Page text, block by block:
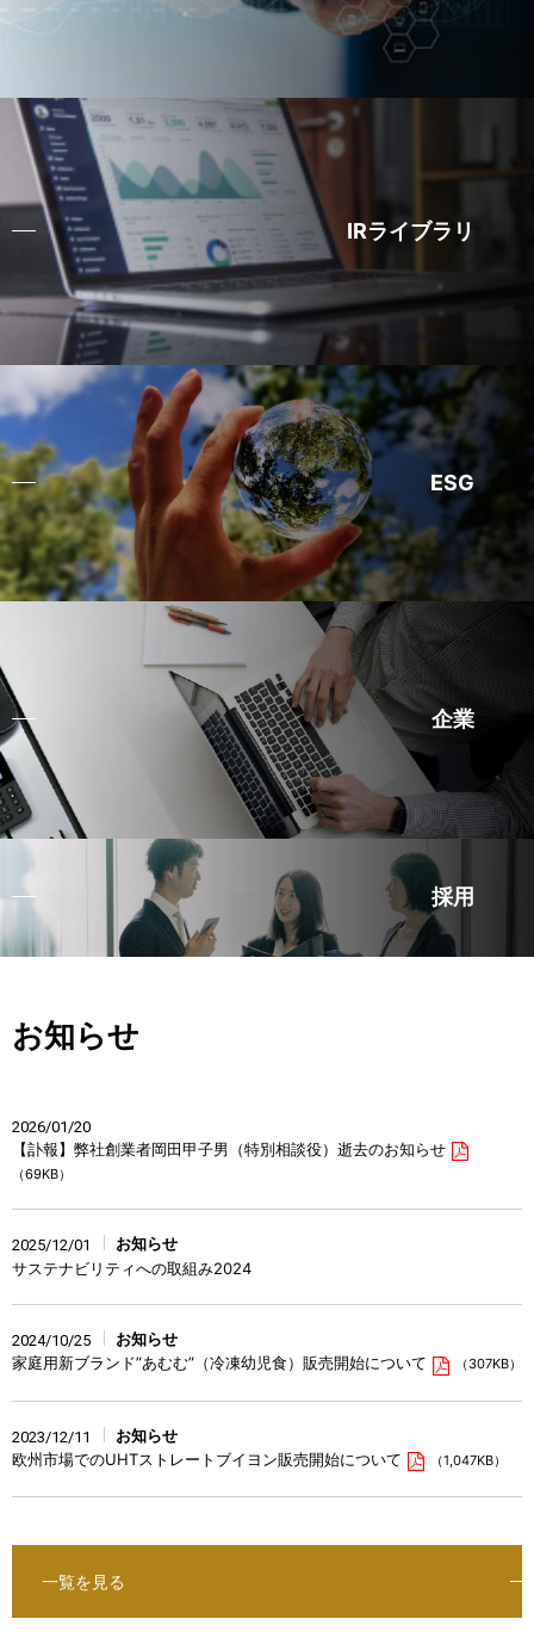
IRライブラリ
ESG
企業
採用
お知らせ
2026/01/20
【訃報】弊社創業者岡田甲子男（特別相談役）逝去のお知らせ
（69KB）
2025/12/01
お知らせ
サステナビリティへの取組み2024
2024/10/25
お知らせ
家庭用新ブランド”あむむ”（冷凍幼児食）販売開始について
（307KB）
2023/12/11
お知らせ
欧州市場でのUHTストレートブイヨン販売開始について
（1,047KB）
一覧を見る